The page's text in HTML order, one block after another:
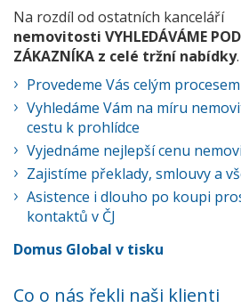
Na rozdíl od ostatních kanceláří
nemovitosti VYHLEDÁVÁME
ZÁKAZNÍKA z celé tržní nabídky
Provedeme Vás celým
Vyhledáme Vám na míru
cestu k prohlídce
Vyjednáme nejlepší cenu
Zajistíme překlady, smlouvy a
Asistence i dlouho po koupi
kontaktů v ČJ
Domus Global v tisku
Co o nás řekli naši klienti